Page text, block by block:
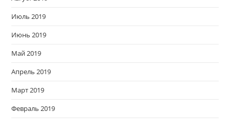
Июль 2019
Июнь 2019
Май 2019
Апрель 2019
Март 2019
Февраль 2019